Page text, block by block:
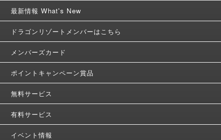
最新情報 What's New
ドラゴンリゾートメンバーはこちら
メンバーズカード
ポイントキャンペーン賞品
無料サービス
有料サービス
イベント情報